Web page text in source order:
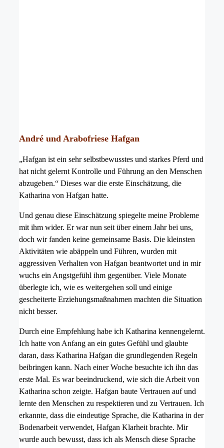
André und Arabofriese Hafgan
„Hafgan ist ein sehr selbstbewusstes und starkes Pferd und
hat nicht gelernt Kontrolle und Führung an den Menschen
abzugeben.“ Dieses war die erste Einschätzung, die
Katharina von Hafgan hatte.
Und genau diese Einschätzung spiegelte meine Probleme
mit ihm wider. Er war nun seit über einem Jahr bei uns,
doch wir fanden keine gemeinsame Basis. Die kleinsten
Aktivitäten wie abäppeln und Führen, wurden mit
aggressiven Verhalten von Hafgan beantwortet und in mir
wuchs ein Angstgefühl ihm gegenüber. Viele Monate
überlegte ich, wie es weitergehen soll und einige
gescheiterte Erziehungsmaßnahmen machten die Situation
nicht besser.
Durch eine Empfehlung habe ich Katharina kennengelernt.
Ich hatte von Anfang an ein gutes Gefühl und glaubte
daran, dass Katharina Hafgan die grundlegenden Regeln
beibringen kann. Nach einer Woche besuchte ich ihn das
erste Mal. Es war beeindruckend, wie sich die Arbeit von
Katharina schon zeigte. Hafgan baute Vertrauen auf und
lernte den Menschen zu respektieren und zu Vertrauen. Ich
erkannte, dass die eindeutige Sprache, die Katharina in der
Bodenarbeit verwendet, Hafgan Klarheit brachte. Mir
wurde auch bewusst, dass ich als Mensch diese Sprache